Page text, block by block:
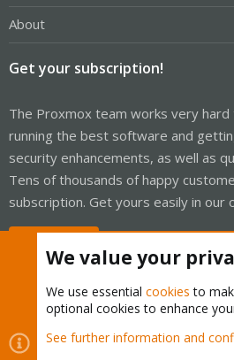
About
Get your subscription!
The Proxmox team works very
running the best software and
security enhancements, as well as
Tens of thousands of happy
subscription. Get yours easily in our
Cookies
Proxmox Support
We value your
We use essential cookies to
optional cookies to enhance
See further information and